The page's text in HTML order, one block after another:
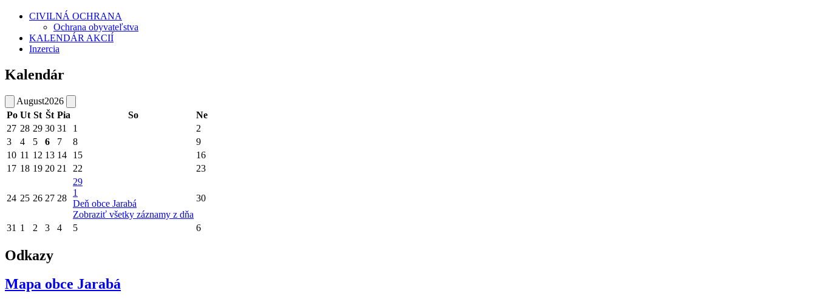
CIVILNÁ OCHRANA
Ochrana obyvateľstva
KALENDÁR AKCIÍ
Inzercia
Kalendár
August2026
Po Ut St Št Pia So
Ne
27 28 29 30 31 1
2
3
4 5 6 7 8
9
10 11 12 13 14 15
16
17 18 19 20 21 22 23
24 25 26 27 28
29
1
Deň obce Jarabá
Zobraziť všetky záznamy z dňa
30
31 1 2 3 4 5 6
Odkazy
Mapa obce Jarabá